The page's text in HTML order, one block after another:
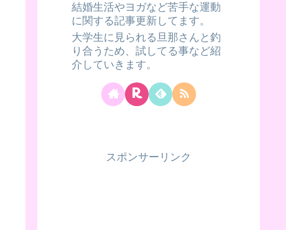
結婚生活やヨガなど苦手な運動
に関する記事更新してます。
大学生に見られる旦那さんと釣
り合うため、試してる事など紹
介していきます。
スポンサーリンク